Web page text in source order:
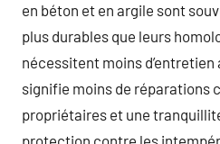
en béton et en argile sont
plus durables que leurs
nécessitent moins d’entretien
signifie moins de réparations
propriétaires et une
protection contre les